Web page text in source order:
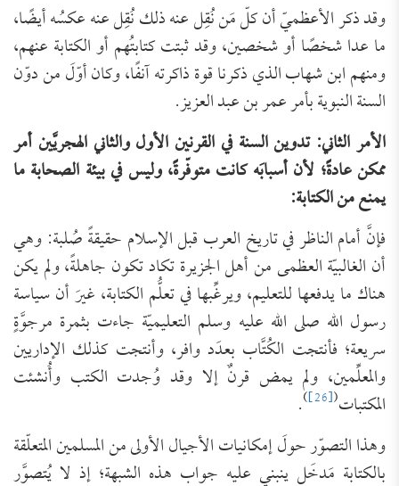
وقد ذكر الأعظميّ أن كلّ مَن نُقِل عنه ذلك نُقِل عنه عكسُه أيضًا،
ما عدا شخصًا أو شخصين، وقد ثبتت كتابتُهم أو الكتابة عنهم،
ومنهم ابن شهاب الذي ذكرنا قوة ذاكرته آنفًا، وكان أوّلَ من دوّن
السنة النبوية بأمر عمر بن عبد العزيز.
الأمر الثاني: تدوين السنة في القرنين الأول والثاني الهجريَّين أمر
ممكن عادةً؛ لأن أسبابَه كانت متوفّرةً، وليس في بيئة الصحابة ما
يمنع من الكتابة:
فإنَّ أمام الناظر في تاريخ العرب قبل الإسلام حقيقةً صُلبة: وهي
أن الغالبيّة العظمى من أهل الجزيرة تكاد تكون جاهلةً، ولم يكن
هناك ما يدفعها للتعليم، ويرغِّبها في تعلُّم الكتابة، غيرَ أن سياسة
رسول الله صلى الله عليه وسلم التعليميّة جاءت بثمرة مرجوَّةٍ
سريعة؛ فأنتجت الكُتَّاب بعدَد وافر، وأنتجت كذلك الإداريين
والمعلِّمين، ولم يمض قرنٌ إلا وقد وُجدت الكتب وأُنشئت
المكتبات(
[26]
)
.
وهذا التصوّر حولَ إمكانيات الأجيال الأولى من المسلمين المتعلّقة
بالكتابة مَدخَل ينبني عليه جواب هذه الشبهة؛ إذ لا يُتصوَّر